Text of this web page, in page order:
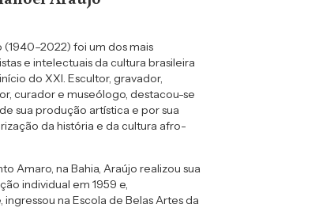
(1940–2022) foi um dos mais
e intelectuais da cultura brasileira
do XXI. Escultor, gravador,
curador e museólogo, destacou-se
sua produção artística e por sua
da história e da cultura afro-
Amaro, na Bahia, Araújo realizou sua
individual em 1959 e,
na Escola de Belas Artes da